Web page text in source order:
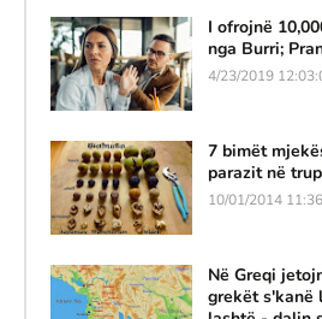
I ofrojnë
nga Burri;
4/23/2019
7 bimët
parazit në
10/01/2014
Në Greqi
grekët s'kanë